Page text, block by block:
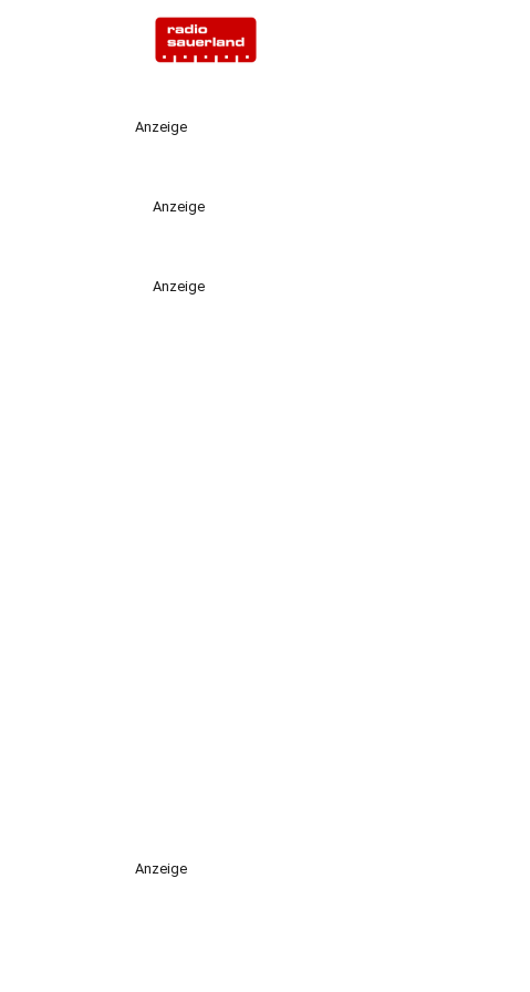
Anzeige
Anzeige
Anzeige
Anzeige